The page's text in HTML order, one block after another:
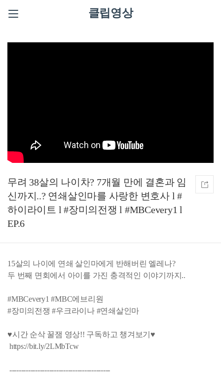
클립영상
무려 38살의 나이차? 7개월 만에 결혼과 임
신까지..? 연쇄살인마를 사랑한 변호사 l #
하이라이트 l #장미의전쟁 l #MBCevery1 l
EP.6
15살의 나이에 연쇄 살인마에게 반해버린 엘레나?
두 번째 면회에서 아이를 가진 충격적인 이야기까지..
#MBCevery1 #MBC에브리원
#장미의전쟁 #우크라이나 #연쇄살인마
♥시간 순삭 꿀잼 영상!! 구독하고 챙겨보기♥
https://bit.ly/2LMbTcw
-------------------------------------------